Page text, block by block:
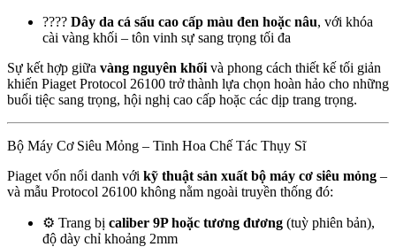
???? Dây da cá sấu cao cấp màu đen hoặc nâu, với khóa
cài vàng khối – tôn vinh sự sang trọng tối đa
Sự kết hợp giữa vàng nguyên khối và phong cách thiết kế tối giản
khiến Piaget Protocol 26100 trở thành lựa chọn hoàn hảo cho những
buổi tiệc sang trọng, hội nghị cao cấp hoặc các dịp trang trọng.
Bộ Máy Cơ Siêu Mỏng – Tinh Hoa Chế Tác Thụy Sĩ
Piaget vốn nổi danh với kỹ thuật sản xuất bộ máy cơ siêu mỏng –
và mẫu Protocol 26100 không nằm ngoài truyền thống đó:
⚙️ Trang bị caliber 9P hoặc tương đương (tuỳ phiên bản),
độ dày chỉ khoảng 2mm